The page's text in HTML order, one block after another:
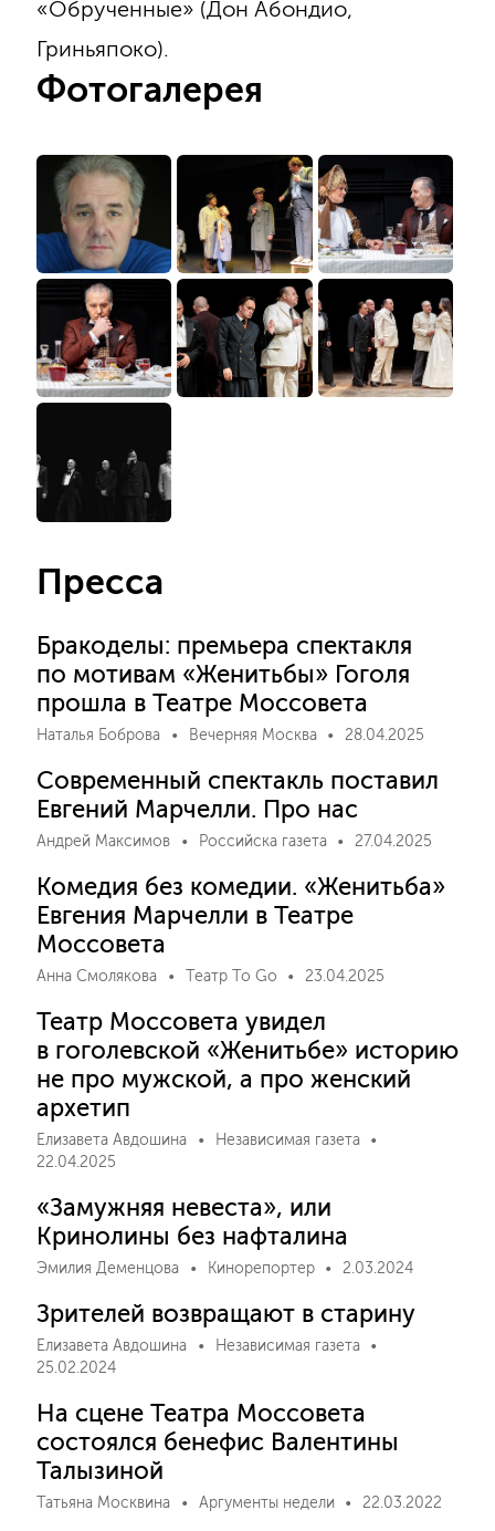
«Обрученные» (Дон Абондио,
Гриньяпоко).
Фотогалерея
Пресса
Бракоделы: премьера спектакля
по мотивам «Женитьбы» Гоголя
прошла в Театре Моссовета
Наталья Боброва Вечерняя Москва 28.04.2025
Современный спектакль поставил
Евгений Марчелли. Про нас
Андрей Максимов Российска газета 27.04.2025
Комедия без комедии. «Женитьба»
Евгения Марчелли в Театре
Моссовета
Анна Смолякова Театр To Go 23.04.2025
Театр Моссовета увидел
в гоголевской «Женитьбе» историю
не про мужской, а про женский
архетип
Елизавета Авдошина
Независимая газета
22.04.2025
«Замужняя невеста», или
Кринолины без нафталина
Эмилия Деменцова Кинорепортер 2.03.2024
Зрителей возвращают в старину
Елизавета Авдошина
Независимая газета
25.02.2024
На сцене Театра Моссовета
состоялся бенефис Валентины
Талызиной
Татьяна Москвина Аргументы недели 22.03.2022